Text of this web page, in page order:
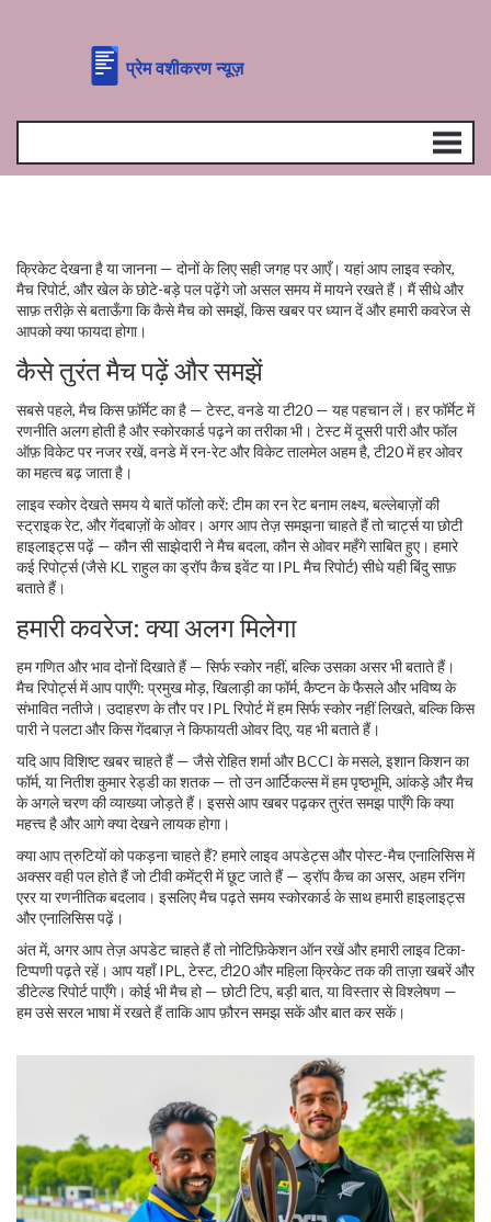
क्रिकेट देखना है या जानना — दोनों के लिए सही जगह पर आएँ। यहां आप लाइव स्कोर,
मैच रिपोर्ट, और खेल के छोटे-बड़े पल पढ़ेंगे जो असल समय में मायने रखते हैं। मैं सीधे और
साफ़ तरीक़े से बताऊँगा कि कैसे मैच को समझें, किस खबर पर ध्यान दें और हमारी कवरेज से
आपको क्या फायदा होगा।
कैसे तुरंत मैच पढ़ें और समझें
सबसे पहले, मैच किस फ़ॉर्मेट का है — टेस्ट, वनडे या टी20 — यह पहचान लें। हर फॉर्मेट में
रणनीति अलग होती है और स्कोरकार्ड पढ़ने का तरीका भी। टेस्ट में दूसरी पारी और फॉल
ऑफ़ विकेट पर नजर रखें, वनडे में रन-रेट और विकेट तालमेल अहम है, टी20 में हर ओवर
का महत्व बढ़ जाता है।
लाइव स्कोर देखते समय ये बातें फॉलो करें: टीम का रन रेट बनाम लक्ष्य, बल्लेबाज़ों की
स्ट्राइक रेट, और गेंदबाज़ों के ओवर। अगर आप तेज़ समझना चाहते हैं तो चार्ट्स या छोटी
हाइलाइट्स पढ़ें — कौन सी साझेदारी ने मैच बदला, कौन से ओवर महँगे साबित हुए। हमारे
कई रिपोर्ट्स (जैसे KL राहुल का ड्रॉप कैच इवेंट या IPL मैच रिपोर्ट) सीधे यही बिंदु साफ़
बताते हैं।
हमारी कवरेज: क्या अलग मिलेगा
हम गणित और भाव दोनों दिखाते हैं — सिर्फ स्कोर नहीं, बल्कि उसका असर भी बताते हैं।
मैच रिपोर्ट्स में आप पाएँगे: प्रमुख मोड़, खिलाड़ी का फॉर्म, कैप्टन के फैसले और भविष्य के
संभावित नतीजे। उदाहरण के तौर पर IPL रिपोर्ट में हम सिर्फ स्कोर नहीं लिखते, बल्कि किस
पारी ने पलटा और किस गेंदबाज़ ने किफायती ओवर दिए, यह भी बताते हैं।
यदि आप विशिष्ट खबर चाहते हैं — जैसे रोहित शर्मा और BCCI के मसले, इशान किशन का
फॉर्म, या नितीश कुमार रेड्डी का शतक — तो उन आर्टिकल्स में हम पृष्ठभूमि, आंकड़े और मैच
के अगले चरण की व्याख्या जोड़ते हैं। इससे आप खबर पढ़कर तुरंत समझ पाएँगे कि क्या
महत्त्व है और आगे क्या देखने लायक होगा।
क्या आप त्रुटियों को पकड़ना चाहते हैं? हमारे लाइव अपडेट्स और पोस्ट-मैच एनालिसिस में
अक्सर वही पल होते हैं जो टीवी कमेंट्री में छूट जाते हैं — ड्रॉप कैच का असर, अहम रनिंग
एरर या रणनीतिक बदलाव। इसलिए मैच पढ़ते समय स्कोरकार्ड के साथ हमारी हाइलाइट्स
और एनालिसिस पढ़ें।
अंत में, अगर आप तेज़ अपडेट चाहते हैं तो नोटिफ़िकेशन ऑन रखें और हमारी लाइव टिका-
टिप्पणी पढ़ते रहें। आप यहाँ IPL, टेस्ट, टी20 और महिला क्रिकेट तक की ताज़ा खबरें और
डीटेल्ड रिपोर्ट पाएँगे। कोई भी मैच हो — छोटी टिप, बड़ी बात, या विस्तार से विश्लेषण —
हम उसे सरल भाषा में रखते हैं ताकि आप फ़ौरन समझ सकें और बात कर सकें।